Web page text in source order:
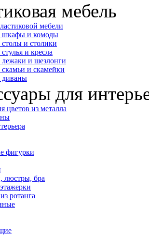
мебель
мебели
шкафы и комоды
и столики
и кресла
и шезлонги
и скамейки
диваны
для
цветов из металла
фигурки
люстры, бра
ротанга